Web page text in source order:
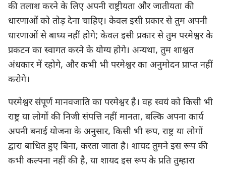
की तलाश करने के लिए अपनी राष्ट्रीयता और जातीयता की
धारणाओं को तोड़ देना चाहिए। केवल इसी प्रकार से तुम अपनी
धारणाओं से बाध्य नहीं होगे; केवल इसी प्रकार से तुम परमेश्वर के
प्रकटन का स्वागत करने के योग्य होगे। अन्यथा, तुम शाश्वत
अंधकार में रहोगे, और कभी भी परमेश्वर का अनुमोदन प्राप्त नहीं
करोगे।
परमेश्वर संपूर्ण मानवजाति का परमेश्वर है। वह स्वयं को किसी भी
राष्ट्र या लोगों की निजी संपत्ति नहीं मानता, बल्कि अपना कार्य
अपनी बनाई योजना के अनुसार, किसी भी रूप, राष्ट्र या लोगों
द्वारा बाधित हुए बिना, करता जाता है। शायद तुमने इस रूप की
कभी कल्पना नहीं की है, या शायद इस रूप के प्रति तुम्हारा